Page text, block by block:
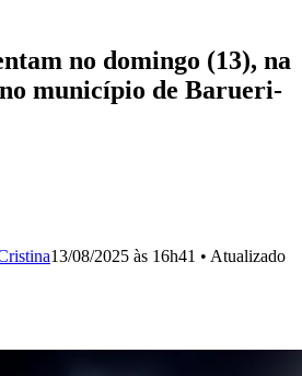
no domingo (13), na
município de Barueri-
13/08/2025 às 16h41 • Atualizado